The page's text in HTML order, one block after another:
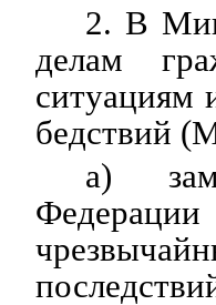
2. В
делам
ситуациям
бедствий
а)